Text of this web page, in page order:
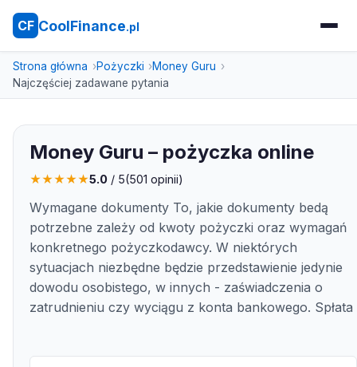
CF CoolFinance.pl
Strona główna Pożyczki
Money Guru
Najczęściej zadawane pytania
Money Guru – pożyczka online
★★★★★5.0 / 5(501 opinii)
Wymagane dokumenty To, jakie dokumenty bedą
potrzebne zależy od kwoty pożyczki oraz wymagań
konkretnego pożyczkodawcy. W niektórych
sytuacjach niezbędne będzie przedstawienie jedynie
dowodu osobistego, w innych - zaświadczenia o
zatrudnieniu czy wyciągu z konta bankowego. Spłata